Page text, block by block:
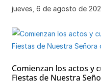
jueves, 6 de agosto de
Comienzan los actos y
Fiestas de Nuestra